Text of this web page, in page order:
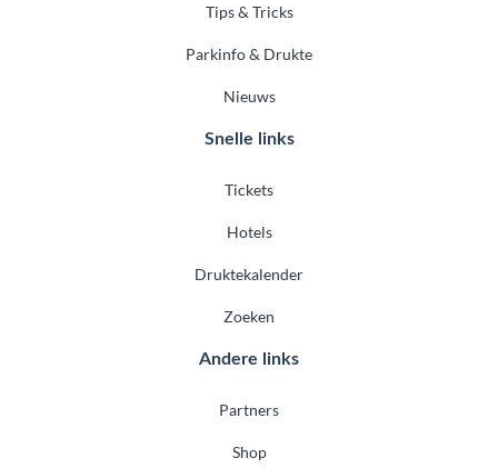
Tips & Tricks
Parkinfo & Drukte
Nieuws
Snelle links
Tickets
Hotels
Druktekalender
Zoeken
Andere links
Partners
Shop